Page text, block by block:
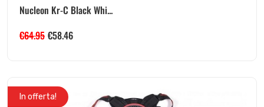
Nucleon Kr-C Black Whi...
€64.95 €58.46
In offerta!